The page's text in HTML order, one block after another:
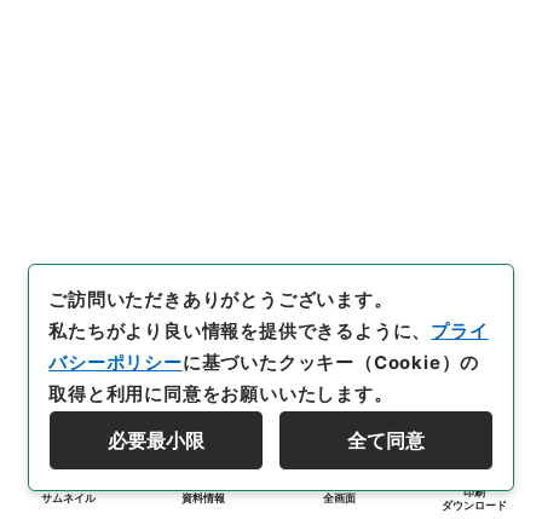
サムネイル 資料情報 全画面
印刷
ダウンロード
ご訪問いただきありがとうございます。
私たちがより良い情報を提供できるように、 プライ
バシーポリシーに基づいたクッキー（Cookie）の
取得と利用に同意をお願いいたします。
必要最小限 全て同意